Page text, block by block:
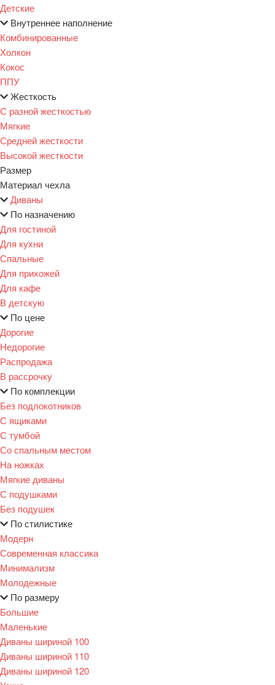
Детские
Внутреннее наполнение
Комбинированные
Холкон
Кокос
ППУ
Жесткость
С разной жесткостью
Мягкие
Средней жесткости
Высокой жесткости
Размер
Материал чехла
Диваны
По назначению
Для гостиной
Для кухни
Спальные
Для прихожей
Для кафе
В детскую
По цене
Дорогие
Недорогие
Распродажа
В рассрочку
По комплекции
Без подлокотников
С ящиками
С тумбой
Со спальным местом
На ножках
Мягкие диваны
С подушками
Без подушек
По стилистике
Модерн
Современная классика
Минимализм
Молодежные
По размеру
Большие
Маленькие
Диваны шириной 100
Диваны шириной 110
Диваны шириной 120